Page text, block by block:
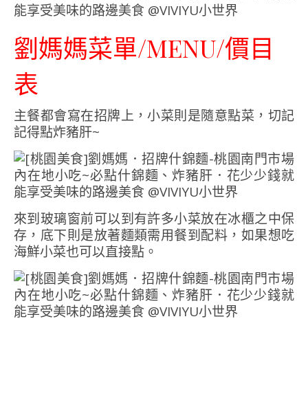
劉媽媽菜單/MENU/價目
表
主餐都會寫在招牌上，小菜則是隨意點菜，切記
記得點炸豬肝~
來到玻璃窗前可以到有許多小菜放在冰櫃之中保
存，底下則是放著麵類需用餐到配料，如果想吃
海鮮小菜也可以直接點。